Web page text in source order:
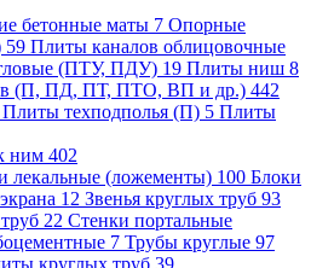
бетонные маты 7 Опорные
59 Плиты каналов облицовочные
(ПТУ, ПДУ) 19 Плиты ниш 8
(П, ПД, ПТ, ПТО, ВП и др.) 442
Плиты техподполья (П) 5 Плиты
ним 402
лекальные (ложементы) 100 Блоки
12 Звенья круглых труб 93
22 Стенки портальные
7 Трубы круглые 97